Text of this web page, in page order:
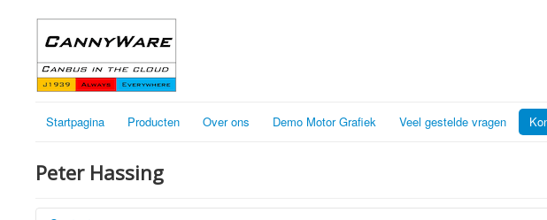
Startpagina Producten Over ons Demo Motor Grafiek Veel gestelde vragen
Peter Hassing